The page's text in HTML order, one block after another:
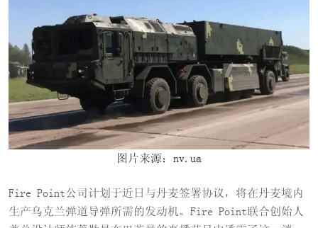
图片来源：nv.ua
Fire Point公司计划于近日与丹麦签署协议，将在丹麦境内
生产乌克兰弹道导弹所需的发动机。Fire Point联合创始人